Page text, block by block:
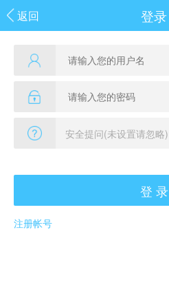
返回 登录
登 录
注册帐号